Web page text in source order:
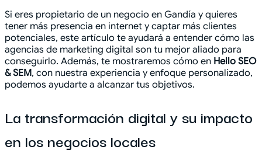
Si eres propietario de un negocio en Gandía y quieres
tener más presencia en internet y captar más clientes
potenciales, este artículo te ayudará a entender cómo las
agencias de marketing digital son tu mejor aliado para
conseguirlo. Además, te mostraremos cómo en Hello SEO
& SEM, con nuestra experiencia y enfoque personalizado,
podemos ayudarte a alcanzar tus objetivos.
La transformación digital y su impacto
en los negocios locales